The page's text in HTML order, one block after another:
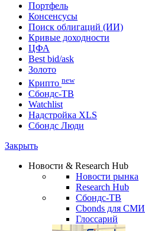
Портфель
Консенсусы
Поиск облигаций (ИИ)
Кривые доходности
ЦФА
Best bid/ask
Золото
Крипто new
Сбондс-ТВ
Watchlist
Надстройка XLS
Сбондс Люди
Закрыть
Новости & Research Hub
Новости рынка
Research Hub
Сбондс-ТВ
Cbonds для СМИ
Глоссарий